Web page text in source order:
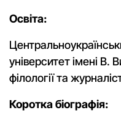
Освіта:
університет імені В.
філології та
Коротка біографія: